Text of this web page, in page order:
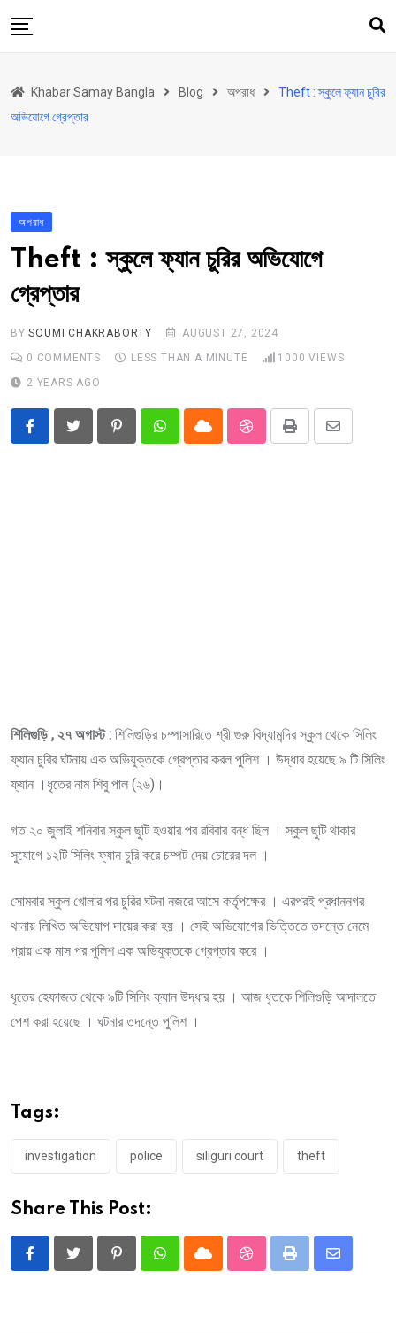
to
উত্তরবঙ্গ
আরও কিছু
Contact
Khabar Samay Hindi
Khabar Samay Bangla Blog অপরাধ
Theft : স্কুলে ফ্যান চুরির
অভিযোগে গ্রেপ্তার
অপরাধ
Theft : স্কুলে ফ্যান চুরির অভিযোগে
গ্রেপ্তার
BYSOUMI CHAKRABORTY
AUGUST 27, 2024
0 COMMENTS LESS THAN A MINUTE 1000 VIEWS
2 YEARS AGO
PinterestWhatsappCloud StumbleUpon
Print
Share
শিলিগুড়ি , ২৭ অগাস্ট : শিলিগুড়ির চম্পাসারিতে শ্রী গুরু বিদ্যামন্দির স্কুল থেকে সিলিং
ফ্যান চুরির ঘটনায় এক অভিযুক্তকে গ্রেপ্তার করল পুলিশ । উদ্ধার হয়েছে ৯ টি সিলিং
ফ্যান ।ধৃতের নাম শিবু পাল (২৬)।
গত ২০ জুলাই শনিবার স্কুল ছুটি হওয়ার পর রবিবার বন্ধ ছিল । স্কুল ছুটি থাকার
সুযোগে ১২টি সিলিং ফ্যান চুরি করে চম্পট দেয় চোরের দল ।
সোমবার স্কুল খোলার পর চুরির ঘটনা নজরে আসে কর্তৃপক্ষের । এরপরই প্রধাননগর
থানায় লিখিত অভিযোগ দায়ের করা হয় । সেই অভিযোগের ভিত্তিতে তদন্তে নেমে
প্রায় এক মাস পর পুলিশ এক অভিযুক্তকে গ্রেপ্তার করে ।
ধৃতের হেফাজত থেকে ৯টি সিলিং ফ্যান উদ্ধার হয় । আজ ধৃতকে শিলিগুড়ি আদালতে
পেশ করা হয়েছে । ঘটনার তদন্তে পুলিশ ।
Tags:
investigation police siliguri court theft
Share This Post:
PinterestWhatsappCloud StumbleUpon
Print
Share